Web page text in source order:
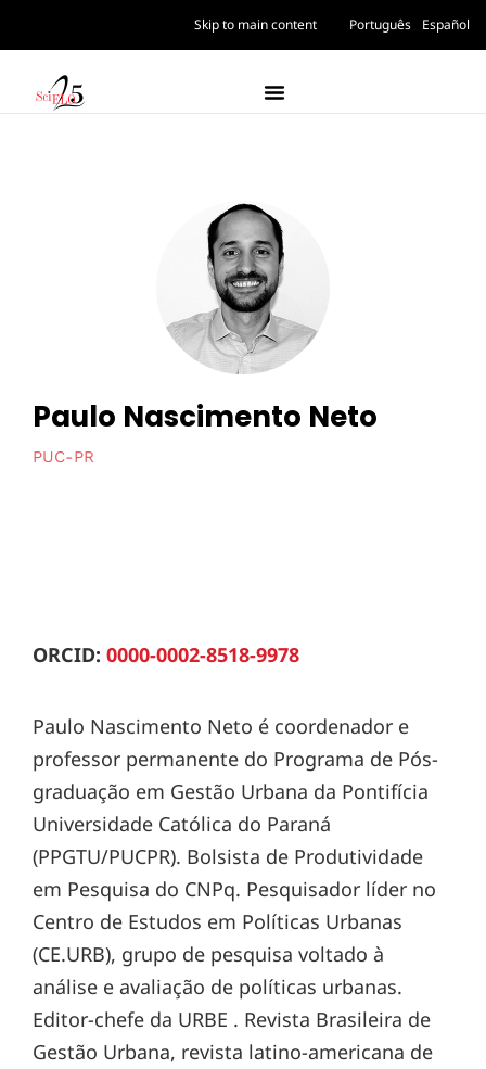
Skip to main content Português Español
Paulo Nascimento Neto
PUC-PR
ORCID: 0000-0002-8518-9978
Paulo Nascimento Neto é coordenador e
professor permanente do Programa de Pós-
graduação em Gestão Urbana da Pontifícia
Universidade Católica do Paraná
(PPGTU/PUCPR). Bolsista de Produtividade
em Pesquisa do CNPq. Pesquisador líder no
Centro de Estudos em Políticas Urbanas
(CE.URB), grupo de pesquisa voltado à
análise e avaliação de políticas urbanas.
Editor-chefe da URBE . Revista Brasileira de
Gestão Urbana, revista latino-americana de